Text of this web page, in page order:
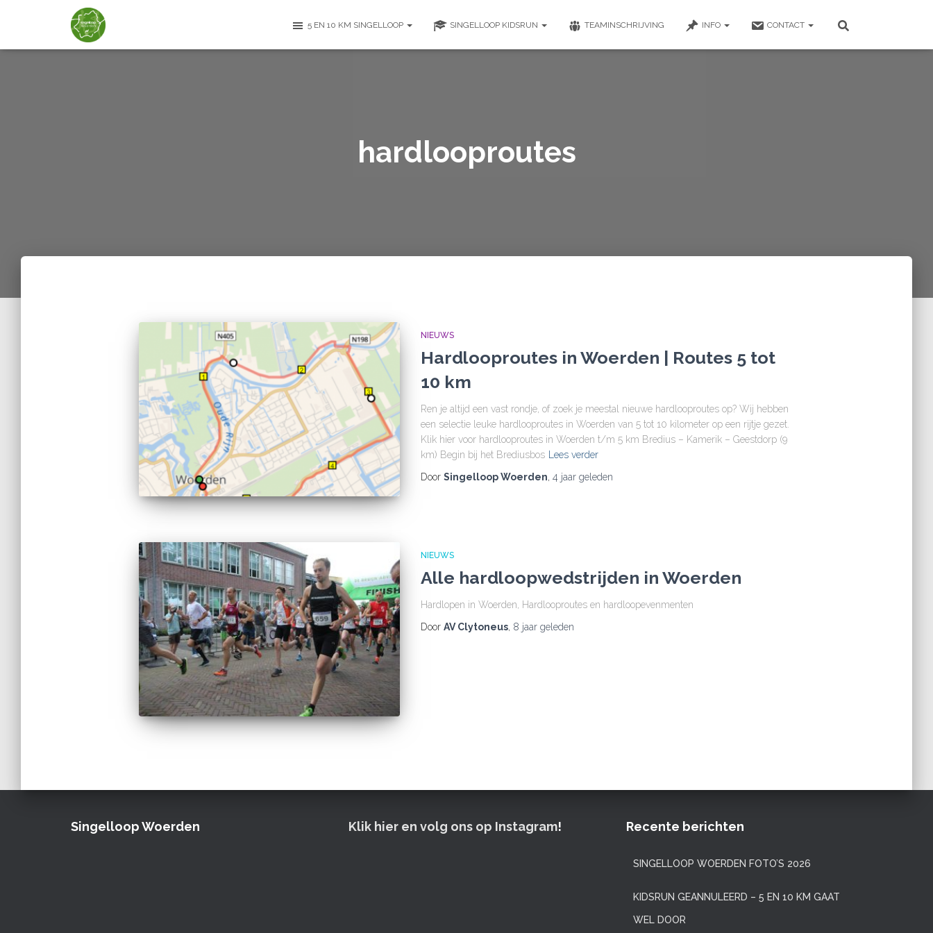
5 EN 10 KM SINGELLOOP SINGELLOOP KIDSRUN TEAMINSCHRIJVING INFO CONTACT
hardlooproutes
NIEUWS
Hardlooproutes in Woerden | Routes 5 tot
10 km
Ren je altijd een vast rondje, of zoek je meestal nieuwe hardlooproutes op? Wij hebben
een selectie leuke hardlooproutes in Woerden van 5 tot 10 kilometer op een rijtje gezet.
Klik hier voor hardlooproutes in Woerden t/m 5 km Bredius – Kamerik – Geestdorp (9
km) Begin bij het Brediusbos
Lees verder
Door Singelloop Woerden, 4 jaargeleden
NIEUWS
Alle hardloopwedstrijden in Woerden
Hardlopen in Woerden, Hardlooproutes en hardloopevenmenten
Door AV Clytoneus, 8 jaargeleden
Singelloop Woerden Klik hier en volg ons op Instagram! Recente berichten
SINGELLOOP WOERDEN FOTO’S 2026
KIDSRUN GEANNULEERD – 5 EN 10 KM GAAT
WEL DOOR